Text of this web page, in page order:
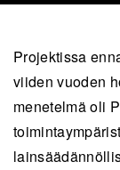
Projektissa
viiden vuoden
menetelmä oli